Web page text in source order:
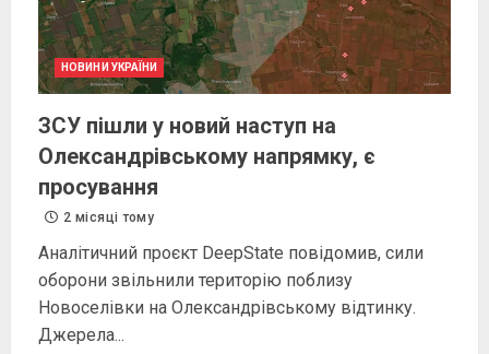
НОВИНИ УКРАЇНИ
ЗСУ пішли у новий наступ на
Олександрівському напрямку, є
просування
2 місяці тому
Аналітичний проєкт DeepState повідомив, сили
оборони звільнили територію поблизу
Новоселівки на Олександрівському відтинку.
Джерела...